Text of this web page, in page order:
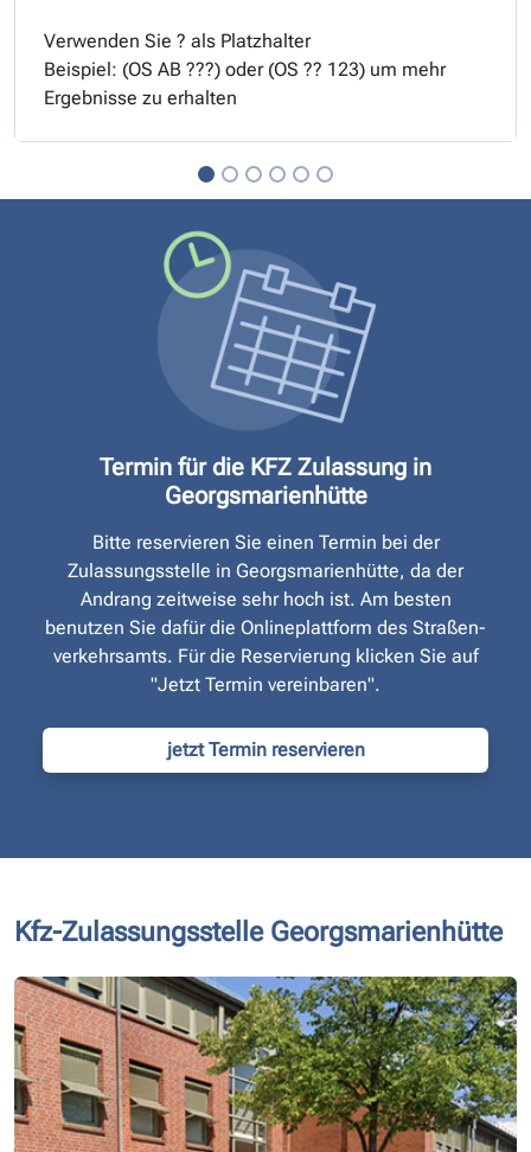
Verwenden Sie ? als Platzhalter
Beispiel: (OS AB ???) oder (OS ?? 123) um mehr
Ergebnisse zu erhalten
Termin für die KFZ Zulassung in
Georgsmarienhütte
Bitte reservieren Sie einen Termin bei der
Zulassungsstelle in Georgsmarienhütte, da der
Andrang zeitweise sehr hoch ist. Am besten
benutzen Sie dafür die Onlineplattform des Straßen­
verkehrsamts. Für die Reservierung klicken Sie auf
"Jetzt Termin vereinbaren".
jetzt Termin reservieren
Kfz-Zulassungsstelle Georgsmarienhütte